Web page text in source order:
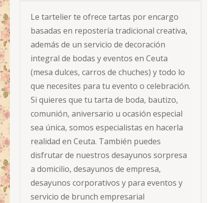
Le tartelier te ofrece tartas por encargo
basadas en repostería tradicional creativa,
además de un servicio de decoración
integral de bodas y eventos en Ceuta
(mesa dulces, carros de chuches) y todo lo
que necesites para tu evento o celebración.
Si quieres que tu tarta de boda, bautizo,
comunión, aniversario u ocasión especial
sea única, somos especialistas en hacerla
realidad en Ceuta. También puedes
disfrutar de nuestros desayunos sorpresa
a domicilio, desayunos de empresa,
desayunos corporativos y para eventos y
servicio de brunch empresarial